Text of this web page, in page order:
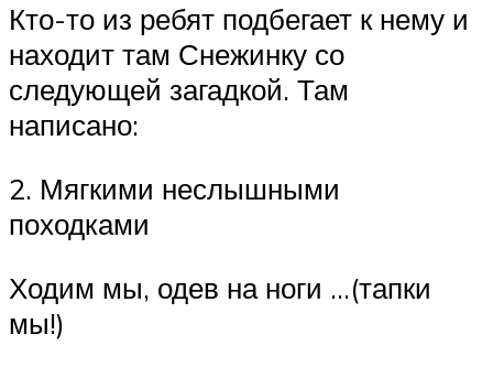
Кто-то из ребят подбегает к нему и
находит там Снежинку со
следующей загадкой. Там
написано:
2. Мягкими неслышными
походками
Ходим мы, одев на ноги …(тапки
мы!)